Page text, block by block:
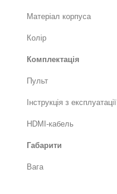
Матеріал корпуса
Колір
Комплектація
Пульт
Інструкція з експлуатації
HDMI-кабель
Габарити
Вага